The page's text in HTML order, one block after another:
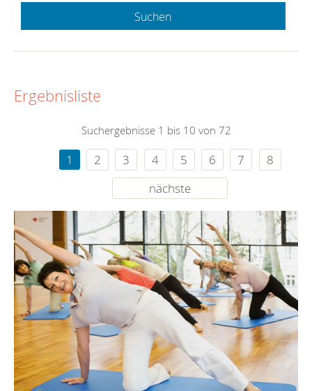
Suchen
Ergebnisliste
Suchergebnisse 1 bis 10 von 72
1 2 3 4 5 6 7
8
nächste